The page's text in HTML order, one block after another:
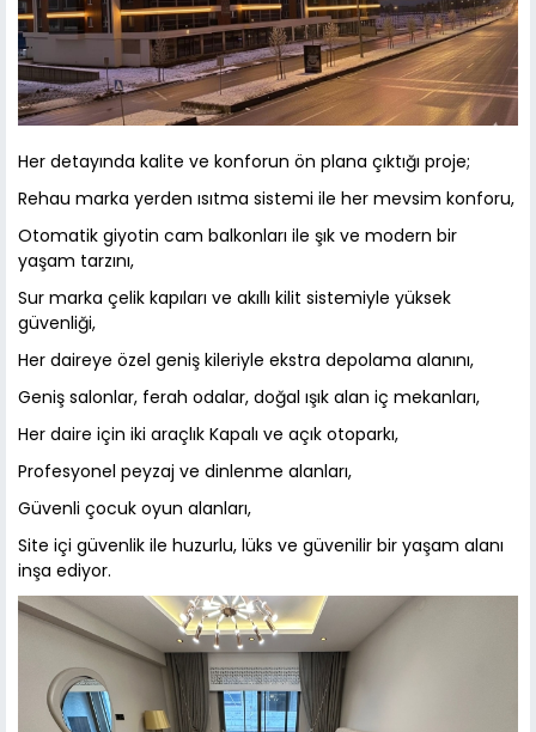
Her detayında kalite ve konforun ön plana çıktığı proje;
Rehau marka yerden ısıtma sistemi ile her mevsim konforu,
Otomatik giyotin cam balkonları ile şık ve modern bir
yaşam tarzını,
Sur marka çelik kapıları ve akıllı kilit sistemiyle yüksek
güvenliği,
Her daireye özel geniş kileriyle ekstra depolama alanını,
Geniş salonlar, ferah odalar, doğal ışık alan iç mekanları,
Her daire için iki araçlık Kapalı ve açık otoparkı,
Profesyonel peyzaj ve dinlenme alanları,
Güvenli çocuk oyun alanları,
Site içi güvenlik ile huzurlu, lüks ve güvenilir bir yaşam alanı
inşa ediyor.